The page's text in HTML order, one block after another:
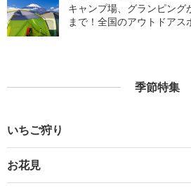
キャンプ場、グランピング
まで！全国のアウトドアス
季節特集
いちご狩り
お花見